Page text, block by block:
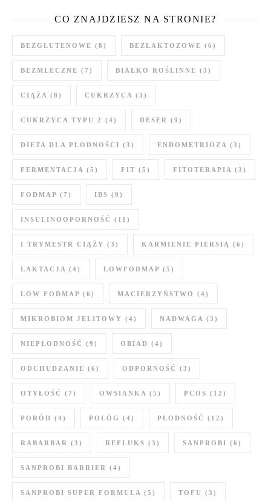
CO ZNAJDZIESZ NA STRONIE?
BEZGLUTENOWE (8) BEZLAKTOZOWE (6)
BEZMLECZNE (7) BIAŁKO ROŚLINNE (3)
CIĄŻA (8) CUKRZYCA (3)
CUKRZYCA TYPU 2 (4) DESER (9)
DIETA DLA PŁODNOŚCI (3) ENDOMETRIOZA (3)
FERMENTACJA (5) FIT (5) FITOTERAPIA (3)
FODMAP (7) IBS (9)
INSULINOOPORNOŚĆ (11)
I TRYMESTR CIĄŻY (3) KARMIENIE PIERSIĄ (6)
LAKTACJA (4) LOWFODMAP (5)
LOW FODMAP (6) MACIERZYŃSTWO (4)
MIKROBIOM JELITOWY (4) NADWAGA (3)
NIEPŁODNOŚĆ (9) OBIAD (4)
ODCHUDZANIE (6) ODPORNOŚĆ (3)
OTYŁOŚĆ (7) OWSIANKA (5) PCOS (12)
PORÓD (4) POŁÓG (4) PŁODNOŚĆ (12)
RABARBAR (3) REFLUKS (3) SANPROBI (6)
SANPROBI BARRIER (4)
SANPROBI SUPER FORMUŁA (5) TOFU (3)